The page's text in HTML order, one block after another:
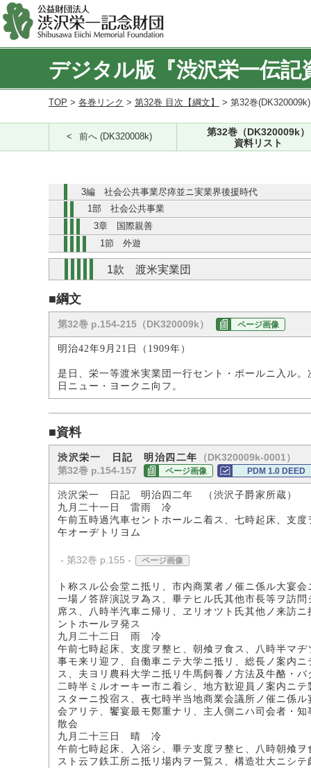
デジタル版『渋沢栄一伝記
TOP > 各巻リンク > 第32巻 目次【綱文】 > 第32巻
前へ (DK320008k)
第32巻（DK320009k）
資料リスト
3編 社会公共事業尽瘁並ニ実業界後援時代
1部 社会公共事業
3章 国際親善
1節 外遊
1款 渡米実業団
■綱文
第32巻 p.154-215（DK320009k） ページ画像
明治42年9月21日（1909年）
是日、栄一等渡米実業団一行セント・ポールニ入ル
日ニュー・ヨークニ向フ。
■資料
渋沢栄一 日記 明治四二年
（DK320009k-0001）
第32巻 p.154-157
ページ画像 PDM 1.0 DEED
渋沢栄一 日記 明治四二年 （渋沢子爵家所蔵）
九月二十一日 雷雨 冷
午前五時過汽車セントホールニ着ス、七時起床、支
午オーヂトリヨム
- 第32巻 p.155 - ページ画像
ト称スル公会堂ニ抵リ、市内商業者ノ催ニ係ル大宴
一場ノ答辞演説ヲ為ス、畢テヒル氏其他市長等ヲ訪
席ス、八時半汽車ニ帰リ、ヱリオツト氏其他ノ来訪
ントホールヲ発ス
九月二十二日 雨 冷
午前七時起床、支度ヲ整ヒ、朝飧ヲ食ス、八時半マ
事モ来リ迎フ、自働車ニテ大学ニ抵リ、総長ノ案内
ス、夫ヨリ農科大学ニ抵リ牛馬飼養ノ方法及牛酪・
二時半ミルオーキー市ニ着シ、地方歓迎員ノ案内ニ
スターニ投宿ス、夜七時半当地商業会議所ノ催ニ係
会アリテ、饗宴最モ鄭重ナリ、主人側ニハ司会者・
散会
九月二十三日 晴 冷
午前七時起床、入浴シ、畢テ支度ヲ整ヒ、八時朝飧
スト云フ鉄工所ニ抵リ場内ヲ一覧ス、構造壮大ニシ